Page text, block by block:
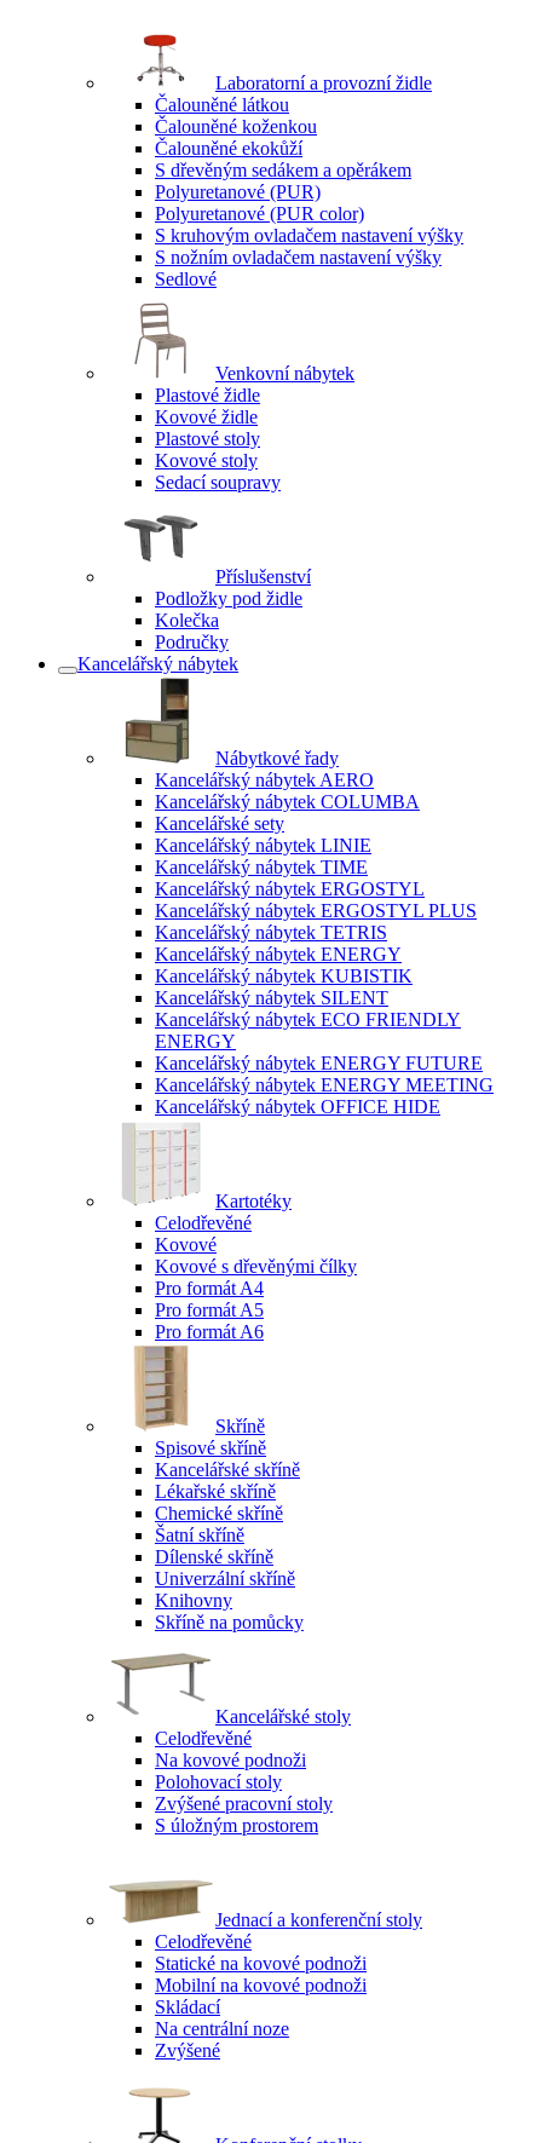
Laboratorní a provozní židle
Čalouněné látkou
Čalouněné koženkou
Čalouněné ekokůží
S dřevěným sedákem a opěrákem
Polyuretanové (PUR)
Polyuretanové (PUR color)
S kruhovým ovladačem nastavení výšky
S nožním ovladačem nastavení výšky
Sedlové
Venkovní nábytek
Plastové židle
Kovové židle
Plastové stoly
Kovové stoly
Sedací soupravy
Příslušenství
Podložky pod židle
Kolečka
Područky
Kancelářský nábytek
Nábytkové řady
Kancelářský nábytek AERO
Kancelářský nábytek COLUMBA
Kancelářské sety
Kancelářský nábytek LINIE
Kancelářský nábytek TIME
Kancelářský nábytek ERGOSTYL
Kancelářský nábytek ERGOSTYL PLUS
Kancelářský nábytek TETRIS
Kancelářský nábytek ENERGY
Kancelářský nábytek KUBISTIK
Kancelářský nábytek SILENT
Kancelářský nábytek ECO FRIENDLY
ENERGY
Kancelářský nábytek ENERGY FUTURE
Kancelářský nábytek ENERGY MEETING
Kancelářský nábytek OFFICE HIDE
Kartotéky
Celodřevěné
Kovové
Kovové s dřevěnými čílky
Pro formát A4
Pro formát A5
Pro formát A6
Skříně
Spisové skříně
Kancelářské skříně
Lékařské skříně
Chemické skříně
Šatní skříně
Dílenské skříně
Univerzální skříně
Knihovny
Skříně na pomůcky
Kancelářské stoly
Celodřevěné
Na kovové podnoži
Polohovací stoly
Zvýšené pracovní stoly
S úložným prostorem
Jednací a konferenční stoly
Celodřevěné
Statické na kovové podnoži
Mobilní na kovové podnoži
Skládací
Na centrální noze
Zvýšené